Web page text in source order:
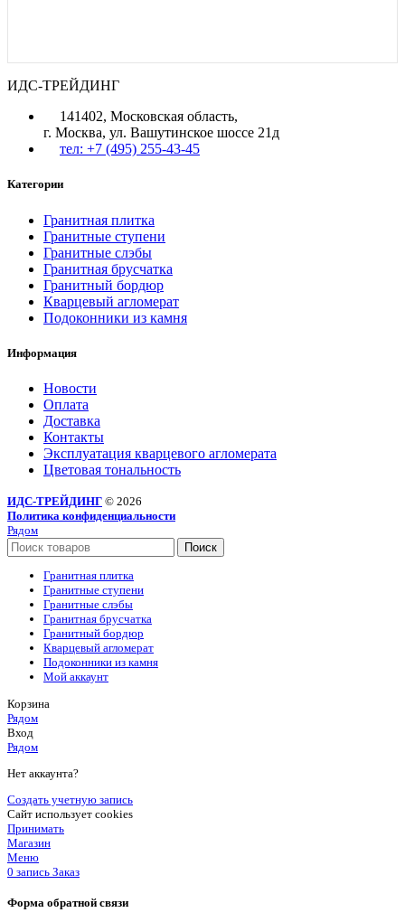
ИДС-ТРЕЙДИНГ
141402, Московская область,
г. Москва, ул. Вашутинское шоссе 21д
тел: +7 (495) 255-43-45
Категории
Гранитная плитка
Гранитные ступени
Гранитные слэбы
Гранитная брусчатка
Гранитный бордюр
Кварцевый агломерат
Подоконники из камня
Информация
Новости
Оплата
Доставка
Контакты
Эксплуатация кварцевого агломерата
Цветовая тональность
ИДС-ТРЕЙДИНГ © 2026
Политика конфиденциальности
Рядом
Поиск
Гранитная плитка
Гранитные ступени
Гранитные слэбы
Гранитная брусчатка
Гранитный бордюр
Кварцевый агломерат
Подоконники из камня
Мой аккаунт
Корзина
Рядом
Вход
Рядом
Нет аккаунта?
Создать учетную запись
Сайт использует cookies
Принимать
Магазин
Меню
0 запись Заказ
Форма обратной связи